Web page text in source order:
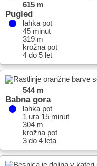
615 m
Pugled
lahka pot
45 minut
319 m
krožna pot
4 do 5 let
544 m
Babna gora
lahka pot
1 ura 15 minut
304 m
krožna pot
3 do 4 leta